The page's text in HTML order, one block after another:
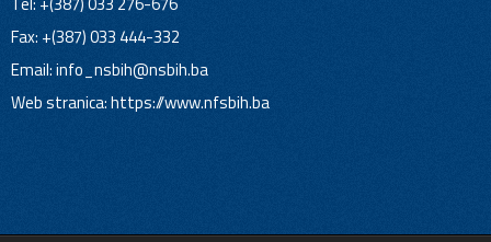
Fax: +(387) 033 444-332
Email:info_nsbih@nsbih.ba
Web stranica: https://www.nfsbih.ba